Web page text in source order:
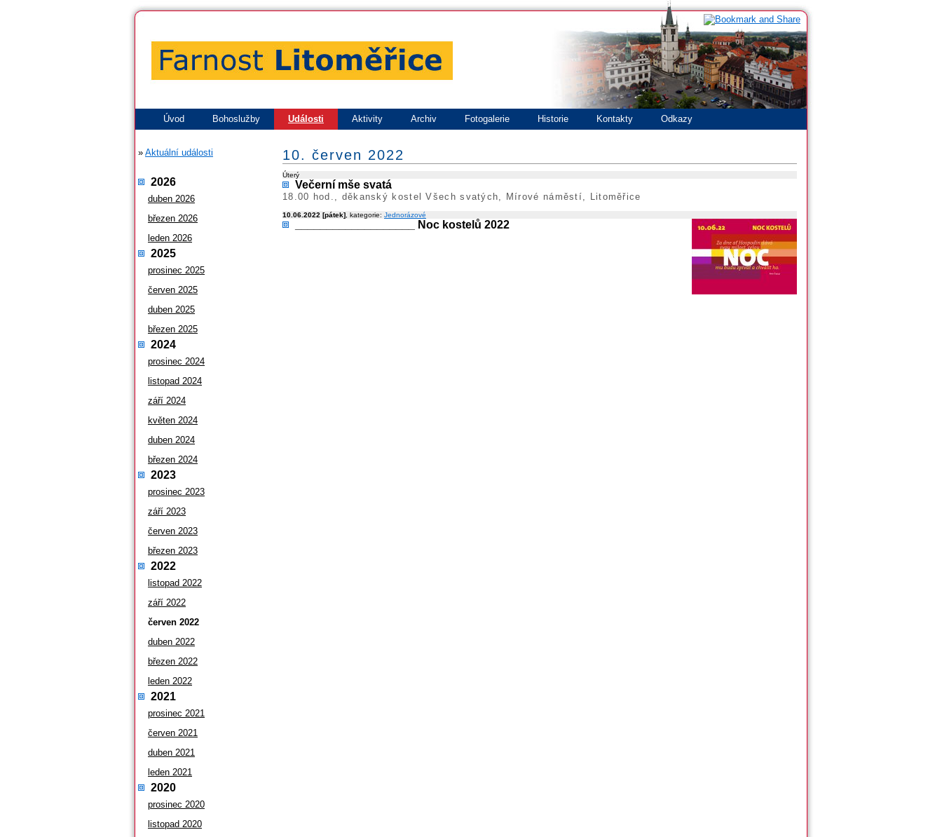
Úvod Bohoslužby Události Aktivity Archiv Fotogalerie Historie Kontakty Odkazy
» Aktuální události
2026
duben 2026
březen 2026
leden 2026
2025
prosinec 2025
červen 2025
duben 2025
březen 2025
2024
prosinec 2024
listopad 2024
září 2024
květen 2024
duben 2024
březen 2024
2023
prosinec 2023
září 2023
červen 2023
březen 2023
2022
listopad 2022
září 2022
červen 2022
duben 2022
březen 2022
leden 2022
2021
prosinec 2021
červen 2021
duben 2021
leden 2021
2020
prosinec 2020
listopad 2020
10. červen 2022
Úterý
Večerní mše svatá
18.00 hod., děkanský kostel Všech svatých, Mírové náměstí, Litoměřice
10.06.2022 [pátek] , kategorie: Jednorázové
___________________ Noc kostelů 2022